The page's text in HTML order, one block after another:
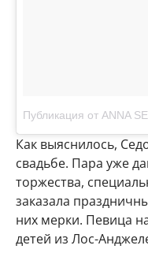
Публикация от ANNA
Как выяснилось,
свадьбе. Пара уже
торжества,
заказала
них мерки. Певица
детей из Лос-